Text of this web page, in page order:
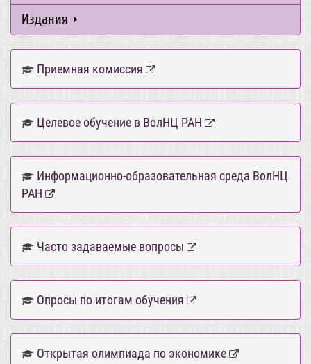
Издания
Приемная комиссия
Целевое обучение в ВолНЦ РАН
Информационно-образовательная среда ВолНЦ
РАН
Часто задаваемые вопросы
Опросы по итогам обучения
Открытая олимпиада по экономике